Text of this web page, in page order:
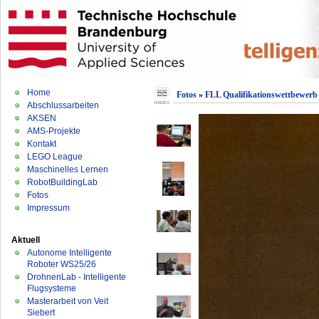
Home
Abschlussarbeiten
AKSEN
AMS-Projekte
Kontakt
LEGO League
Maschinelles Lernen
RobotBuildingLab
Fotos
Impressum
Aktuell
Autonome Intelligente
Roboter WS25/26
DrohnenLab - Intelligente
Flugsysteme
Masterarbeit von Veit
Siebert
Fotos» FLL Qualifikationswettbewerb